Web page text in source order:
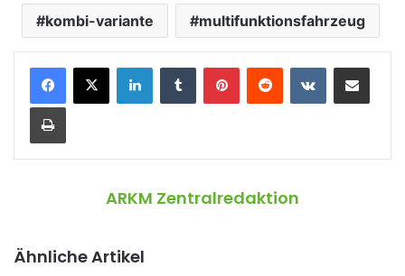
kombi-variante multifunktionsfahrzeug
ARKM Zentralredaktion
Ähnliche Artikel